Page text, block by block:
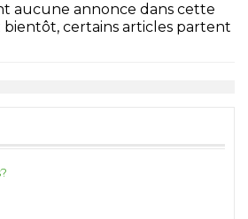
aucune annonce dans cette
bientôt, certains articles partent